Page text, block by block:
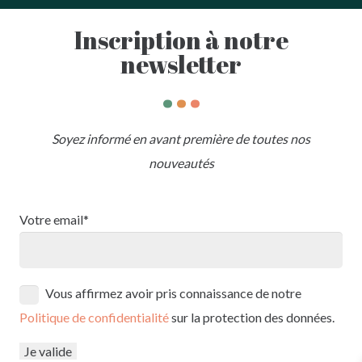
Inscription à notre
newsletter
...
Soyez informé en avant première de toutes nos
nouveautés
Votre email*
Vous affirmez avoir pris connaissance de notre
Politique de confidentialitésur la protection des données.